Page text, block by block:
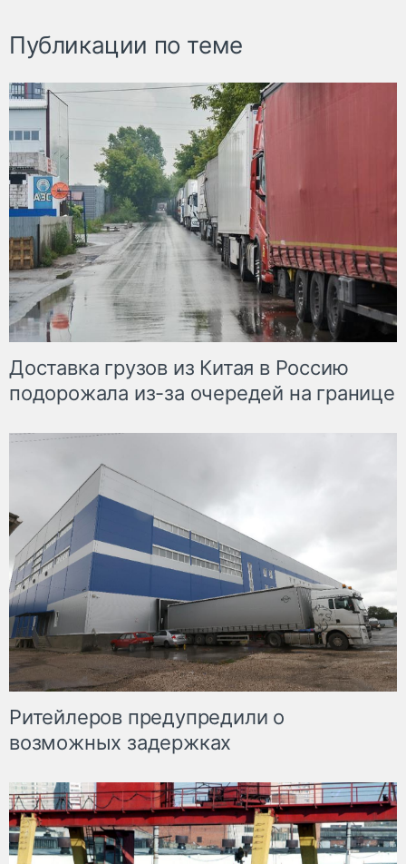
Публикации по теме
Доставка грузов из Китая в Россию
подорожала из-за очередей на границе
Ритейлеров предупредили о
возможных задержках